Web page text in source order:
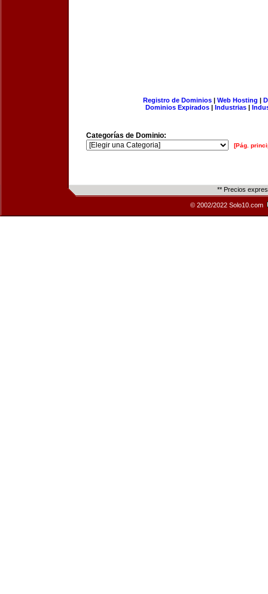
Registro de Dominios| Web Hosting |
Dominios Expirados | Industrias |
Categorías de Dominio:
[Pág.
** Precios
© 2002/2022 Solo10.com